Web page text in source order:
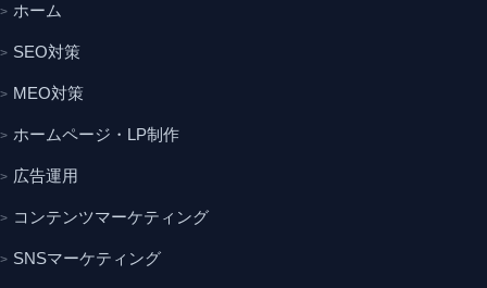
ホーム
SEO対策
MEO対策
ホームページ・LP制作
広告運用
コンテンツマーケティング
SNSマーケティング